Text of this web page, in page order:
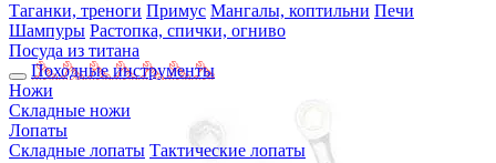
Таганки, треноги Примус Мангалы, коптильни Печи
Шампуры Растопка, спички, огниво
Посуда из титана
Походные инструменты
Ножи
Складные ножи
Лопаты
Складные лопаты Тактические лопаты